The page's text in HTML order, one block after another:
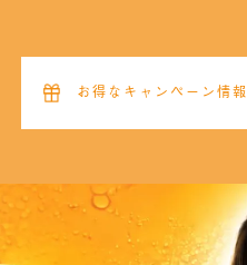
お得なキャンペーン情報